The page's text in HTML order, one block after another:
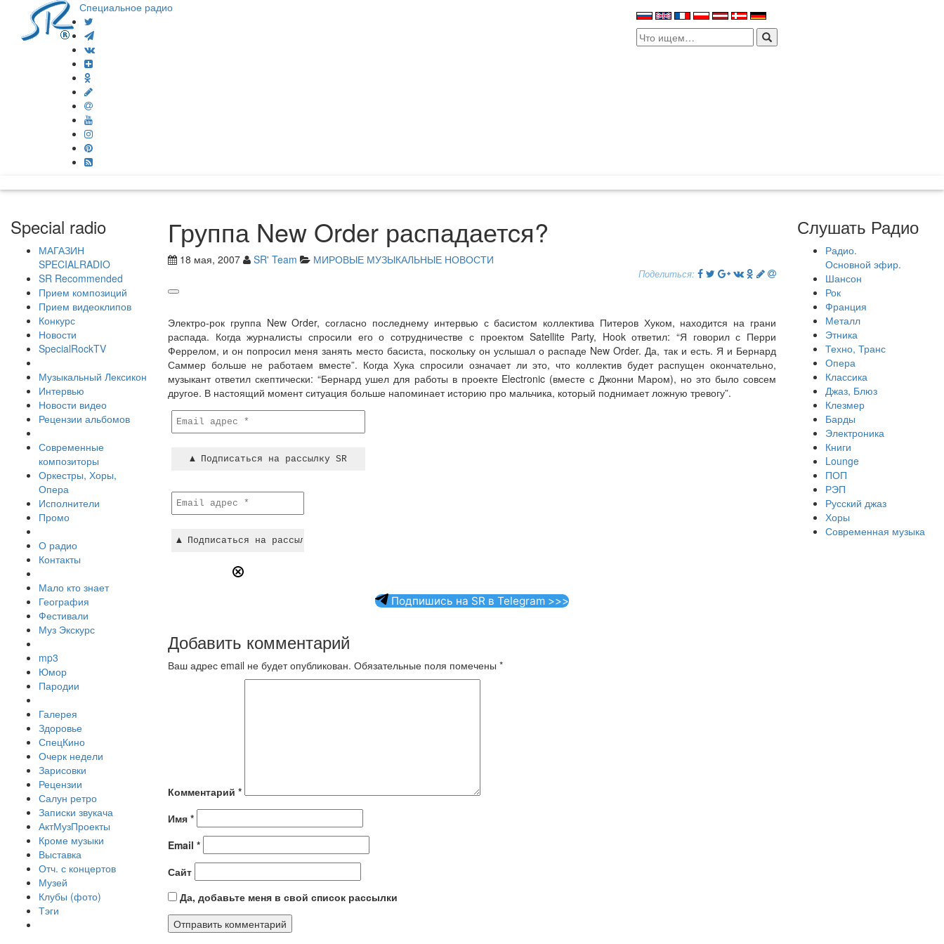
Специальное радио
Search
for:
Special radio
МАГАЗИН
SPECIALRADIO
SR Recommended
Прием композиций
Прием видеоклипов
Конкурс
Новости
SpecialRockTV
Музыкальный Лексикон
Интервью
Новости видео
Рецензии альбомов
Современные
композиторы
Оркестры, Хоры,
Опера
Исполнители
Промо
О радио
Контакты
Мало кто знает
География
Фестивали
Муз Экскурс
mp3
Юмор
Пародии
Галерея
Здоровье
СпецКино
Очерк недели
Зарисовки
Рецензии
Салун ретро
Записки звукача
АктМузПроекты
Кроме музыки
Выставка
Отч. с концертов
Музей
Клубы (фото)
Тэги
Группа New Order распадаетcя?
18 мая, 2007 SR' Team МИРОВЫЕ МУЗЫКАЛЬНЫЕ НОВОСТИ
Поделиться:
Электро-рок группа New Order, согласно последнему интервью с басистом коллектива Питеров Хуком, находится на грани
распада. Когда журналисты спросили его о сотрудничестве с проектом Satellite Party, Hook ответил: “Я говорил с Перри
Феррелом, и он попросил меня занять место басиста, поскольку он услышал о распаде New Order. Да, так и есть. Я и Бернард
Саммер больше не работаем вместе”. Когда Хука спросили означает ли это, что коллектив будет распущен окончательно,
музыкант ответил скептически: “Бернард ушел для работы в проекте Electronic (вместе с Джонни Маром), но это было совсем
другое. В настоящий момент ситуация больше напоминает историю про мальчика, который поднимает ложную тревогу”.
Подпишись на SR в Telegram >>>
Добавить комментарий
Ваш адрес email не будет опубликован. Обязательные поля помечены *
Комментарий *
Имя *
Email *
Сайт
Да, добавьте меня в свой список рассылки
Слушать Радио
Радио.
Основной эфир.
Шансон
Рок
Франция
Металл
Этника
Техно, Транс
Опера
Классика
Джаз, Блюз
Клезмер
Барды
Электроника
Книги
Lounge
ПОП
РЭП
Русский джаз
Хоры
Современная музыка